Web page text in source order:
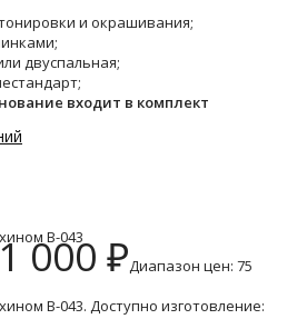
и окрашивания;
двуспальная;
входит в комплект
B-043
000 ₽Диапазон цен: 75
B-043. Доступно изготовление: